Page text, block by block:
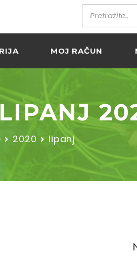
MOJ RAČUN
LIPANJ
2020 lipanj